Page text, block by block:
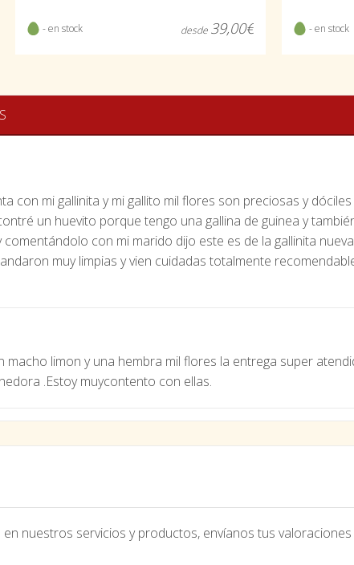
- en stock desde 39,00€ - en stock
con mi gallinita y mi gallito mil flores son preciosas y
un huevito porque tengo una gallina de guinea y
con mi marido dijo este es de la gallinita
muy limpias y vien cuidadas totalmente
macho limon y una hembra mil flores la entrega super
.Estoy muycontento con ellas.
nuestros servicios y productos, envíanos tus